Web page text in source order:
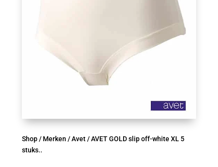
Shop/ Merken /Avet/ AVET GOLD slip off-white XL 5
stuks..